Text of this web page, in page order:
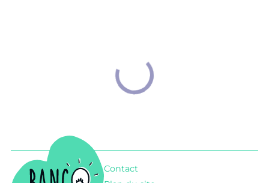
Banco
Contact